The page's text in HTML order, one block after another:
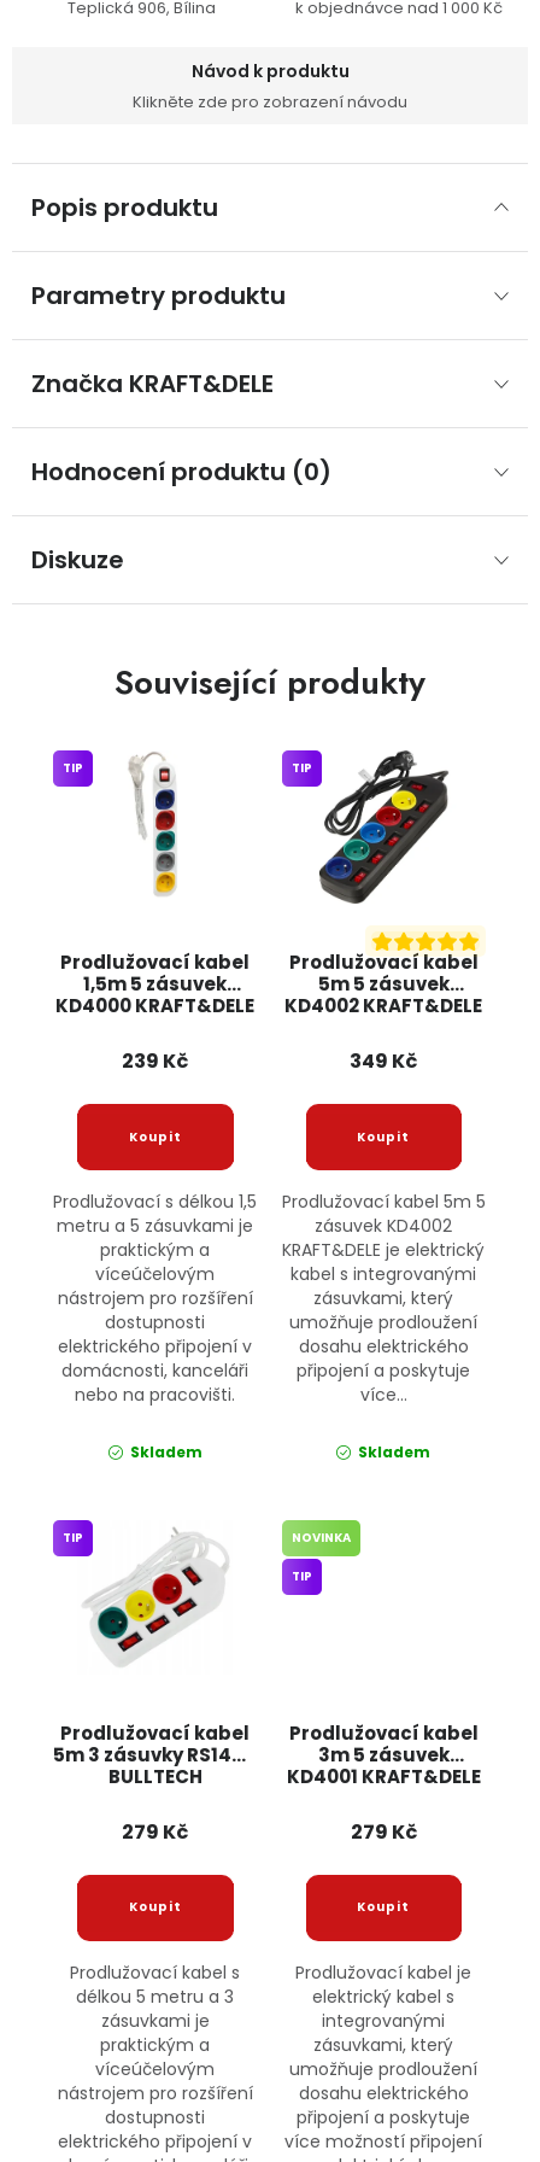
Teplická 906, Bílina k objednávce nad 1 000 Kč
Návod k produktu
Klikněte zde pro zobrazení návodu
Popis produktu
Parametry produktu
Značka KRAFT&DELE
Hodnocení produktu (0)
Diskuze
Související produkty
Prodlužovací kabel
1,5m 5 zásuvek
KD4000 KRAFT&DELE
TIP
239 Kč
Prodlužovací s délkou 1,5
metru a 5 zásuvkami je
praktickým a
víceúčelovým
nástrojem pro rozšíření
dostupnosti
elektrického připojení v
domácnosti, kanceláři
nebo na pracovišti.
Skladem
Prodlužovací kabel
5m 5 zásuvek
KD4002 KRAFT&DELE
TIP
349 Kč
Prodlužovací kabel 5m 5
zásuvek KD4002
KRAFT&DELE je elektrický
kabel s integrovanými
zásuvkami, který
umožňuje prodloužení
dosahu elektrického
připojení a poskytuje
více...
Skladem
Prodlužovací kabel
5m 3 zásuvky RS1445
BULLTECH
TIP
279 Kč
Prodlužovací kabel s
délkou 5 metru a 3
zásuvkami je
praktickým a
víceúčelovým
nástrojem pro rozšíření
dostupnosti
elektrického připojení v
Prodlužovací kabel
3m 5 zásuvek
KD4001 KRAFT&DELE
NOVINKA
TIP
279 Kč
Prodlužovací kabel je
elektrický kabel s
integrovanými
zásuvkami, který
umožňuje prodloužení
dosahu elektrického
připojení a poskytuje
více možností připojení